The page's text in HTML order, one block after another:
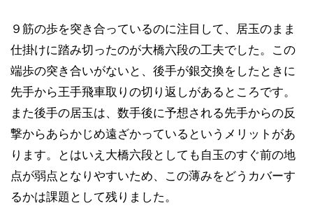
９筋の歩を突き合っているのに注目して、居玉のまま
仕掛けに踏み切ったのが大橋六段の工夫でした。この
端歩の突き合いがないと、後手が銀交換をしたときに
先手から王手飛車取りの切り返しがあるところです。
また後手の居玉は、数手後に予想される先手からの反
撃からあらかじめ遠ざかっているというメリットがあ
ります。とはいえ大橋六段としても自玉のすぐ前の地
点が弱点となりやすいため、この薄みをどうカバーす
るかは課題として残りました。